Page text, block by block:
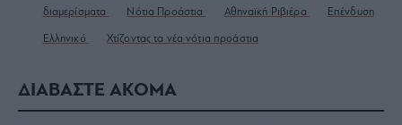
διαμερίσματα Νότια Προάστια Αθηναϊκή Ριβιέρα Επένδυση
Ελληνικό Χτίζοντας τα νέα νότια προάστια
ΔΙΑΒΑΣΤΕ ΑΚΟΜΑ